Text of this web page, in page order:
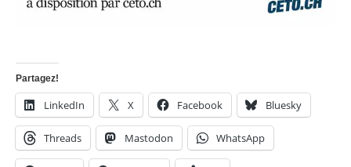
Partagez!
LinkedIn X Facebook Bluesky
Threads Mastodon WhatsApp